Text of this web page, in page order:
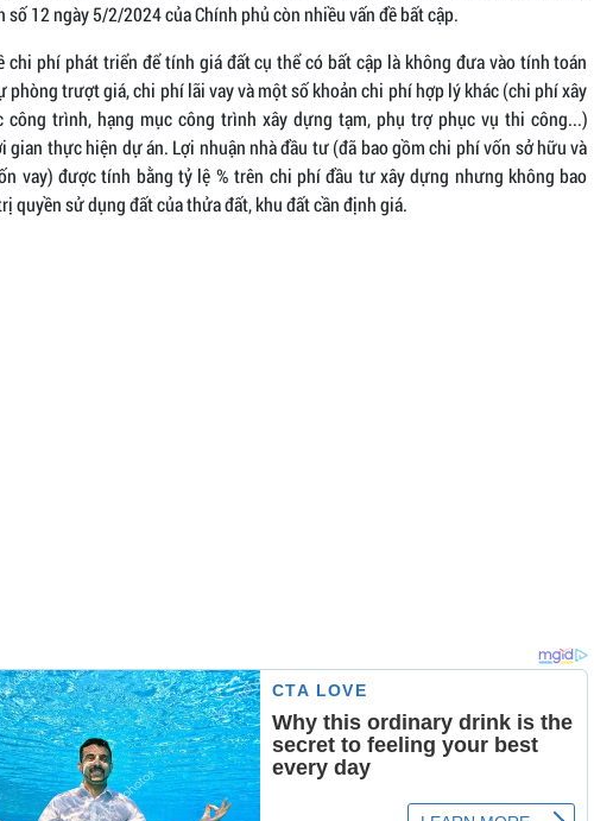
số 12 ngày 5/2/2024 của Chính phủ còn nhiều vấn đề bất cập.
chi phí phát triển để tính giá đất cụ thể có bất cập là không đưa vào tính toán
phòng trượt giá, chi phí lãi vay và một số khoản chi phí hợp lý khác (chi phí xây
công trình, hạng mục công trình xây dựng tạm, phụ trợ phục vụ thi công...)
gian thực hiện dự án. Lợi nhuận nhà đầu tư (đã bao gồm chi phí vốn sở hữu và
vay) được tính bằng tỷ lệ % trên chi phí đầu tư xây dựng nhưng không bao
quyền sử dụng đất của thửa đất, khu đất cần định giá.